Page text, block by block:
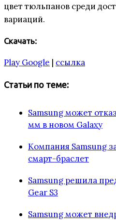
цвет тюльпанов среди
вариаций.
Скачать:
Play Google | ссылка
Статьи по теме:
Samsung может
мм в новом Galaxy
Компания Samsung
смарт-браслет
Samsung решила
Gear S3
Samsung может